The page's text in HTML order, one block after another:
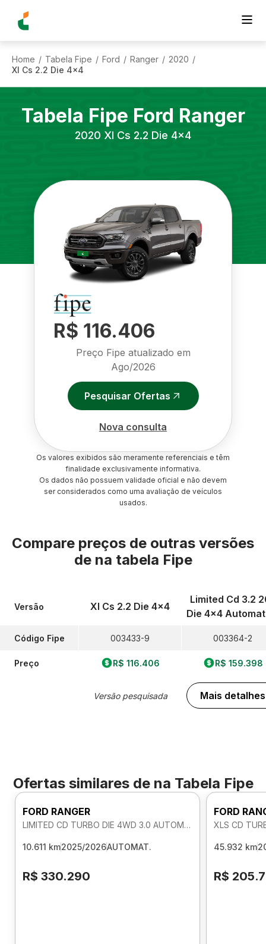
Home / Tabela Fipe / Ford / Ranger / 2020 /
Xl Cs 2.2 Die 4x4
Tabela Fipe Ford Ranger
2020 Xl Cs 2.2 Die 4x4
R$ 116.406
Preço Fipe atualizado em
Ago/2026
Pesquisar Ofertas
Nova consulta
Os valores exibidos são meramente referenciais e têm
finalidade exclusivamente informativa.
Os dados não possuem validade oficial e não devem
ser considerados como uma avaliação de veículos
usados.
Compare preços de outras versões
de na tabela Fipe
Versão
Código Fipe
Preço
Xl Cs 2.2 Die 4x4
003433-9
R$ 116.406
Versão pesquisada
Limited Cd 3.2
Die 4x4
003364-2
R$ 159.398
Mais detalhes
Ofertas similares de na Tabela Fipe
FORD RANGER
LIMITED CD TURBO DIE 4WD 3.0 AUTOMATICO
10.611 km2025/2026AUTOMAT.
R$ 330.290
FORD
XLS CD
45.932 km
R$